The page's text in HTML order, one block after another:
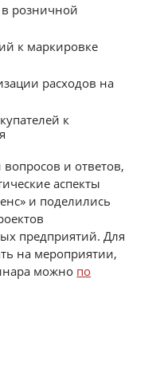
розничной
к маркировке
расходов на
к
и ответов,
аспекты
и поделились
предприятий. Для
на мероприятии,
можно по